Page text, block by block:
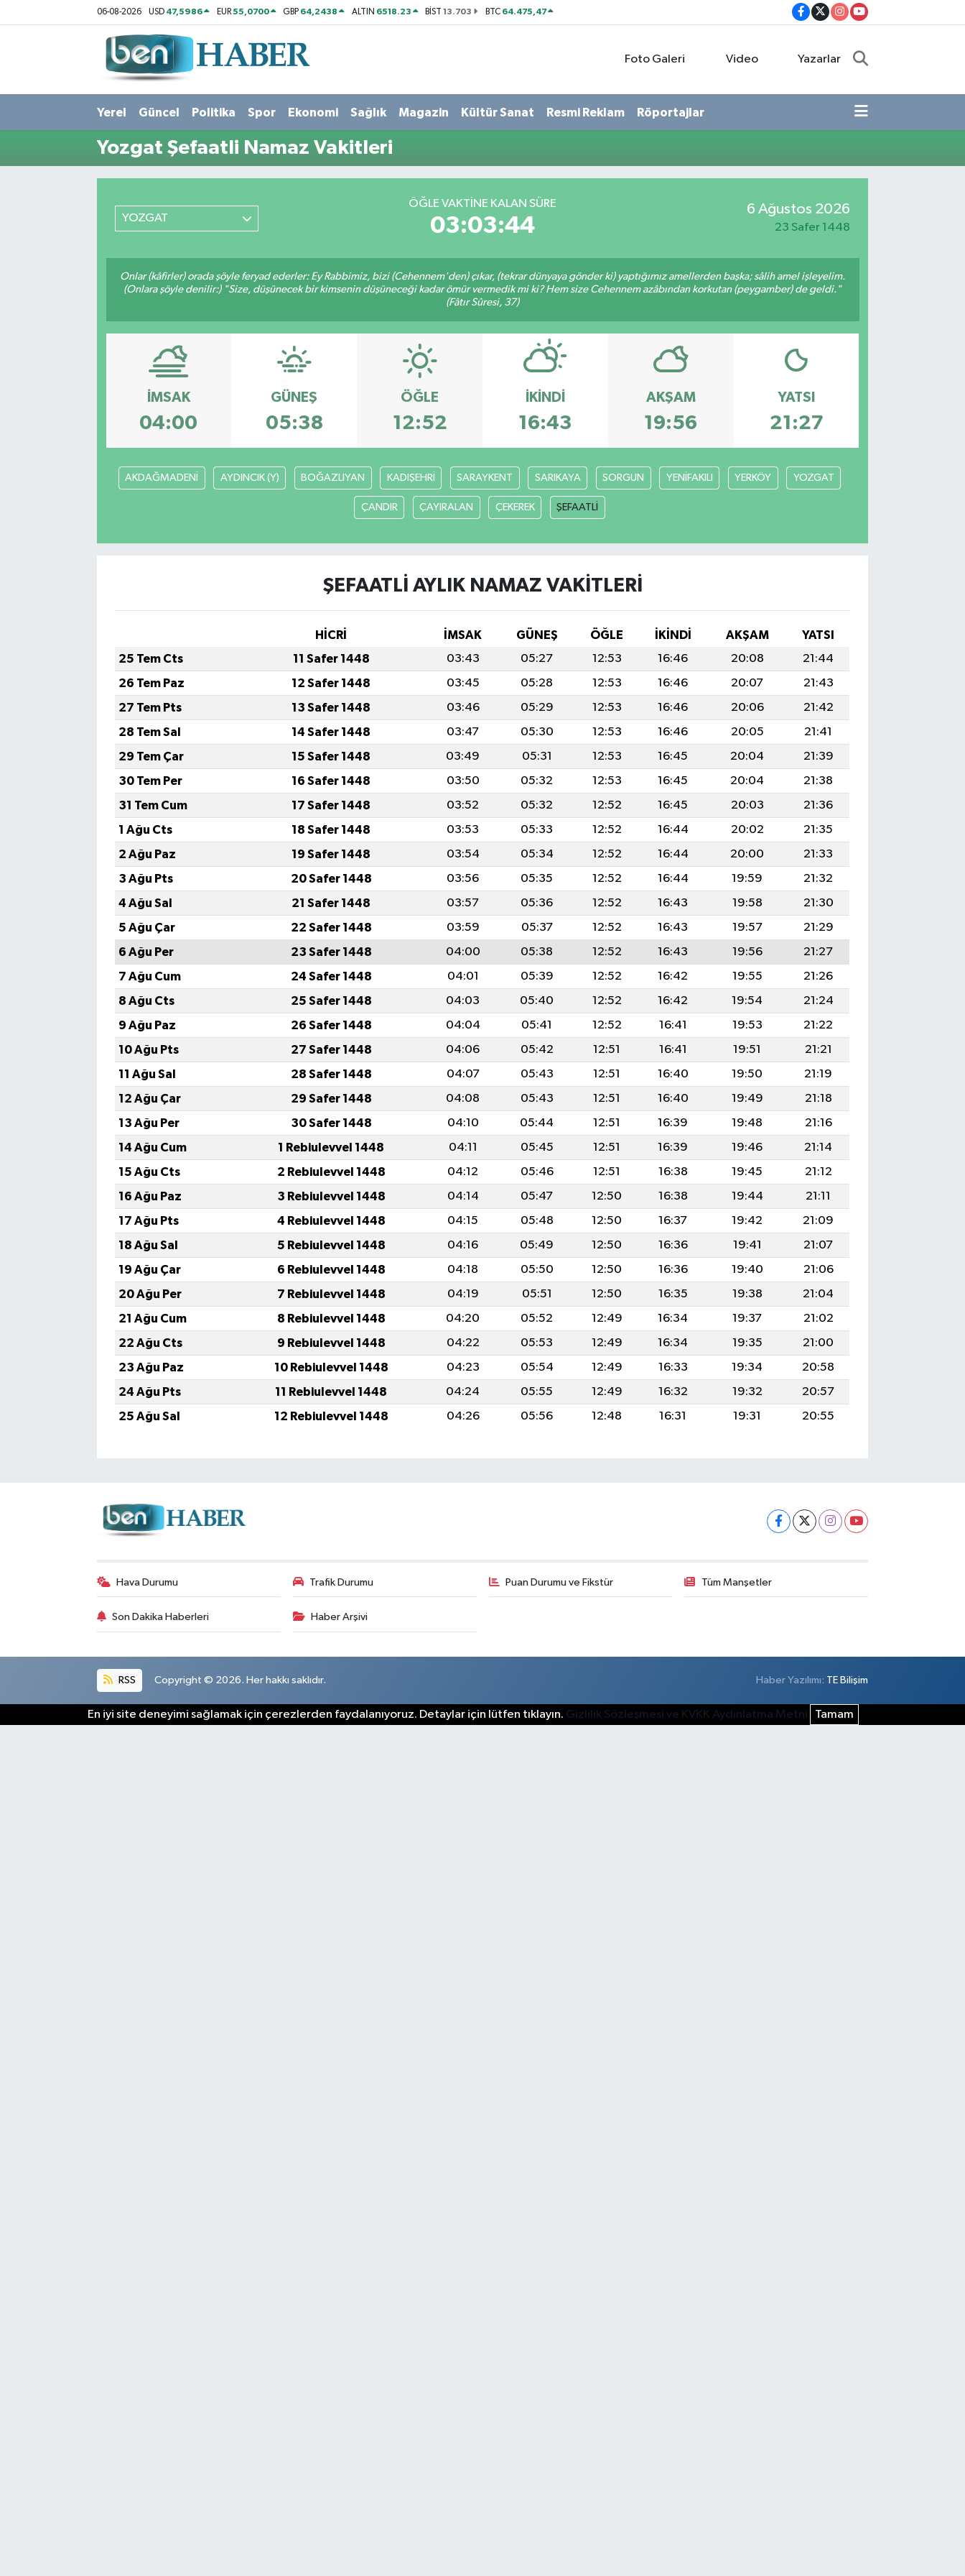
06-08-2026 USD 47,5986 EUR55,0700 GBP 64,2438 ALTIN 6518.23 BİST13.703 BTC 64.475,47
Foto Galeri Video Yazarlar
Yerel Güncel Politika Spor Ekonomi Sağlık Magazin Kültür Sanat Resmi Reklam Röportajlar
Yozgat Şefaatli Namaz Vakitleri
YOZGAT
ÖĞLE VAKTINE KALAN SÜRE
03:03:43
6 Ağustos 2026
23 Safer 1448
Onlar (kâfirler) orada şöyle feryad ederler: Ey Rabbimiz, bizi (Cehennem'den) çıkar, (tekrar dünyaya gönder ki) yaptığımız amellerden başka; sâlih amel işleyelim.
(Onlara şöyle denilir:) "Size, düşünecek bir kimsenin düşüneceği kadar ömür vermedik mi ki? Hem size Cehennem azâbından korkutan (peygamber) de geldi."
(Fâtır Sûresi, 37)
İMSAK
04:00
GÜNEŞ
05:38
ÖĞLE
12:52
İKINDI
16:43
AKŞAM
19:56
YATSI
21:27
AKDAĞMADENİ AYDINCIK (Y) BOĞAZLIYAN KADIŞEHRİ SARAYKENT SARIKAYA SORGUN YENİFAKILI YERKÖY YOZGAT
ÇANDIR ÇAYIRALAN ÇEKEREK ŞEFAATLİ
ŞEFAATLİ AYLIK NAMAZ VAKITLERI
HİCRİ İMSAK GÜNEŞ ÖĞLE İKINDI AKŞAM
YATSI
25 Tem Cts
11 Safer 1448 03:43 05:27 12:53 16:46 20:08
21:44
26 Tem Paz
12 Safer 1448 03:45 05:28 12:53 16:46 20:07
21:43
27 Tem Pts
13 Safer 1448 03:46 05:29 12:53 16:46 20:06
21:42
28 Tem Sal
14 Safer 1448 03:47 05:30 12:53 16:46 20:05
21:41
29 Tem Çar
15 Safer 1448 03:49 05:31 12:53 16:45 20:04
21:39
30 Tem Per
16 Safer 1448 03:50 05:32 12:53 16:45 20:04
21:38
31 Tem Cum
17 Safer 1448 03:52 05:32 12:52 16:45 20:03
21:36
1 Ağu Cts
18 Safer 1448 03:53 05:33 12:52 16:44 20:02
21:35
2 Ağu Paz
19 Safer 1448 03:54 05:34 12:52 16:44 20:00
21:33
3 Ağu Pts
20 Safer 1448 03:56 05:35 12:52 16:44 19:59
21:32
4 Ağu Sal
21 Safer 1448 03:57 05:36 12:52 16:43 19:58
21:30
5 Ağu Çar
22 Safer 1448 03:59 05:37 12:52 16:43 19:57
21:29
6 Ağu Per
23 Safer 1448 04:00 05:38 12:52 16:43 19:56
21:27
7 Ağu Cum
24 Safer 1448 04:01 05:39 12:52 16:42 19:55
21:26
8 Ağu Cts
25 Safer 1448 04:03 05:40 12:52 16:42 19:54
21:24
9 Ağu Paz
26 Safer 1448 04:04 05:41 12:52 16:41 19:53
21:22
10 Ağu Pts
27 Safer 1448 04:06 05:42 12:51 16:41 19:51
21:21
11 Ağu Sal
28 Safer 1448 04:07 05:43 12:51 16:40 19:50
21:19
12 Ağu Çar
29 Safer 1448 04:08 05:43 12:51 16:40 19:49
21:18
13 Ağu Per
30 Safer 1448 04:10 05:44 12:51 16:39 19:48
21:16
14 Ağu Cum
1 Rebiulevvel 1448 04:11 05:45 12:51 16:39 19:46
21:14
15 Ağu Cts
2 Rebiulevvel 1448 04:12 05:46 12:51 16:38 19:45
21:12
16 Ağu Paz
3 Rebiulevvel 1448 04:14 05:47 12:50 16:38 19:44
21:11
17 Ağu Pts
4 Rebiulevvel 1448 04:15 05:48 12:50 16:37 19:42
21:09
18 Ağu Sal
5 Rebiulevvel 1448 04:16 05:49 12:50 16:36 19:41
21:07
19 Ağu Çar
6 Rebiulevvel 1448 04:18 05:50 12:50 16:36 19:40
21:06
20 Ağu Per
7 Rebiulevvel 1448 04:19 05:51 12:50 16:35 19:38
21:04
21 Ağu Cum
8 Rebiulevvel 1448 04:20 05:52 12:49 16:34 19:37
21:02
22 Ağu Cts
9 Rebiulevvel 1448 04:22 05:53 12:49 16:34 19:35
21:00
23 Ağu Paz
10 Rebiulevvel 1448 04:23 05:54 12:49 16:33 19:34
20:58
24 Ağu Pts
11 Rebiulevvel 1448 04:24 05:55 12:49 16:32 19:32
20:57
25 Ağu Sal
12 Rebiulevvel 1448 04:26 05:56 12:48 16:31 19:31 20:55
Hava Durumu Trafik Durumu Puan Durumu ve Fikstür Tüm Manşetler
Son Dakika Haberleri Haber Arşivi
RSS Copyright © 2026. Her hakkı saklıdır. Haber Yazılımı: TE Bilişim
En iyi site deneyimi sağlamak için çerezlerden faydalanıyoruz. Detaylar için lütfen tıklayın. Gizlilik Sözleşmesi ve KVKK Aydınlatma Metni Tamam
Politika
Spor
Hava Durumu
Süper Lig Puan Durumu ve Fikstür
Tüm Manşetler